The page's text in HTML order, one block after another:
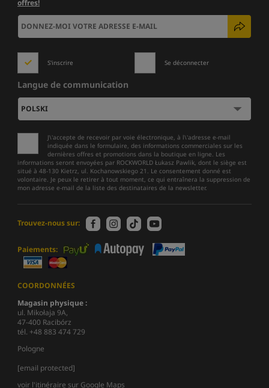
offres!
S'inscrire Se déconnecter
Langue de communication
J\'accepte de recevoir par voie électronique, à l\'adresse e-mail
indiquée dans le formulaire, des informations commerciales sur les
dernières offres et promotions dans la boutique en ligne. Les
informations seront envoyées par ROCKWORLD Łukasz Pawlik, dont le siège est
situé à 48-130 Kietrz, ul. Kochanowskiego 21. Le consentement donné est
volontaire. Je peux le retirer à tout moment, ce qui entraînera la suppression de
mon adresse e-mail de la liste des destinataires de la newsletter.
Trouvez-nous sur:
Paiements:
COORDONNÉES
Magasin physique :
ul. Mikołaja 9A,
47-400 Racibórz
tél. +48 883 474 729
Pologne
[email protected]
voir l'itinéraire sur Google Maps